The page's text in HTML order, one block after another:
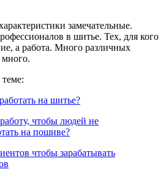
замечательные.
в шитье. Тех, для кого
а работа. Много различных
на шитье?
чтобы людей не
на пошиве?
чтобы зарабатывать